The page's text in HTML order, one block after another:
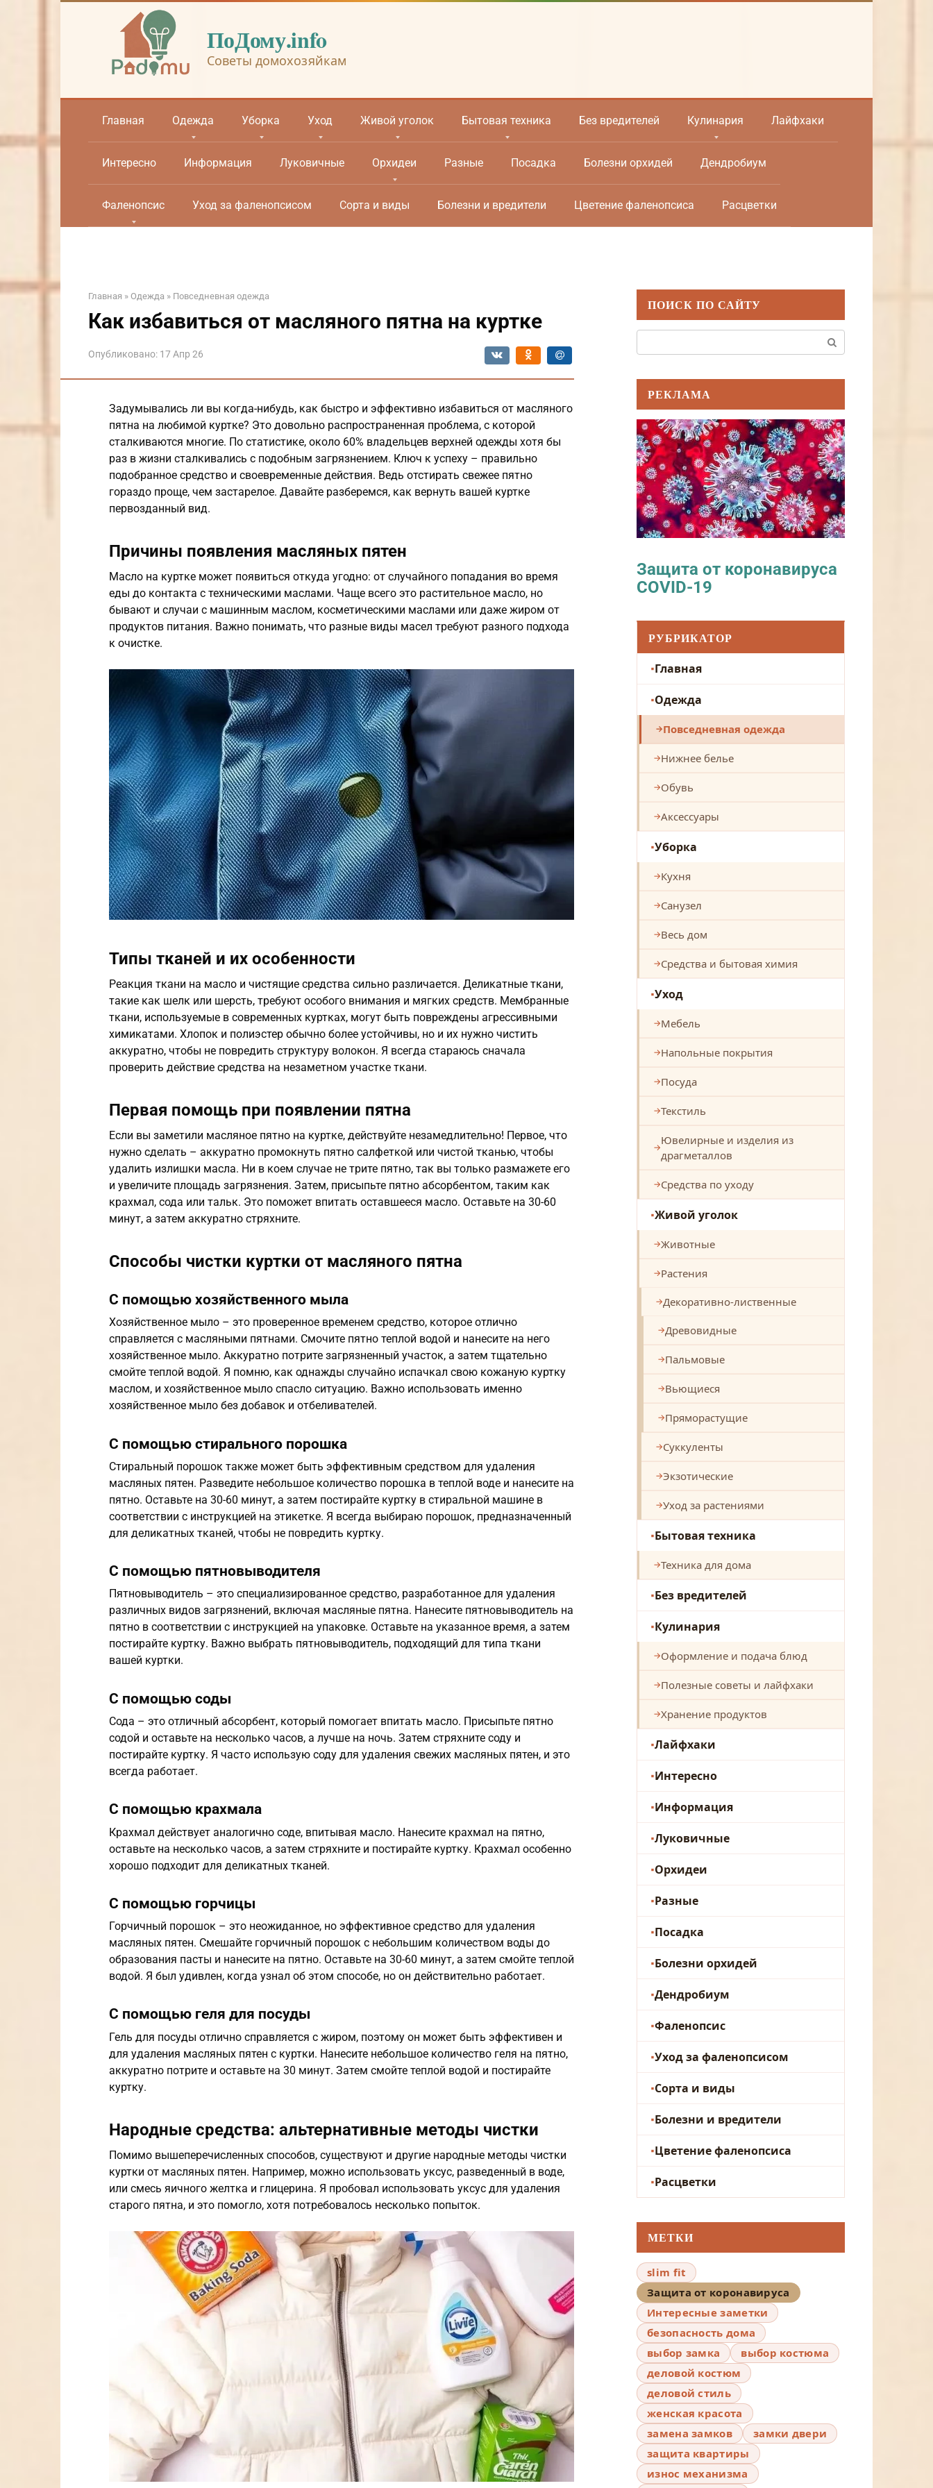
ПоДому.info
Советы домохозяйкам
Главная Одежда Уборка Уход Живой уголок Бытовая техника Без вредителей Кулинария Лайфхаки
Интересно Информация Луковичные Орхидеи Разные Посадка Болезни орхидей Дендробиум
Фаленопсис Уход за фаленопсисом Сорта и виды Болезни и вредители Цветение фаленопсиса Расцветки
Главная » Одежда » Повседневная одежда
Как избавиться от масляного пятна на куртке
Опубликовано: 17 Апр 26
Задумывались ли вы когда-нибудь, как быстро и эффективно избавиться от масляного
пятна на любимой куртке? Это довольно распространенная проблема, с которой
сталкиваются многие. По статистике, около 60% владельцев верхней одежды хотя бы
раз в жизни сталкивались с подобным загрязнением. Ключ к успеху – правильно
подобранное средство и своевременные действия. Ведь отстирать свежее пятно
гораздо проще, чем застарелое. Давайте разберемся, как вернуть вашей куртке
первозданный вид.
Причины появления масляных пятен
Масло на куртке может появиться откуда угодно: от случайного попадания во время
еды до контакта с техническими маслами. Чаще всего это растительное масло, но
бывают и случаи с машинным маслом, косметическими маслами или даже жиром от
продуктов питания. Важно понимать, что разные виды масел требуют разного подхода
к очистке.
Типы тканей и их особенности
Реакция ткани на масло и чистящие средства сильно различается. Деликатные ткани,
такие как шелк или шерсть, требуют особого внимания и мягких средств. Мембранные
ткани, используемые в современных куртках, могут быть повреждены агрессивными
химикатами. Хлопок и полиэстер обычно более устойчивы, но и их нужно чистить
аккуратно, чтобы не повредить структуру волокон. Я всегда стараюсь сначала
проверить действие средства на незаметном участке ткани.
Первая помощь при появлении пятна
Если вы заметили масляное пятно на куртке, действуйте незамедлительно! Первое, что
нужно сделать – аккуратно промокнуть пятно салфеткой или чистой тканью, чтобы
удалить излишки масла. Ни в коем случае не трите пятно, так вы только размажете его
и увеличите площадь загрязнения. Затем, присыпьте пятно абсорбентом, таким как
крахмал, сода или тальк. Это поможет впитать оставшееся масло. Оставьте на 30-60
минут, а затем аккуратно стряхните.
Способы чистки куртки от масляного пятна
С помощью хозяйственного мыла
Хозяйственное мыло – это проверенное временем средство, которое отлично
справляется с масляными пятнами. Смочите пятно теплой водой и нанесите на него
хозяйственное мыло. Аккуратно потрите загрязненный участок, а затем тщательно
смойте теплой водой. Я помню, как однажды случайно испачкал свою кожаную куртку
маслом, и хозяйственное мыло спасло ситуацию. Важно использовать именно
хозяйственное мыло без добавок и отбеливателей.
С помощью стирального порошка
Стиральный порошок также может быть эффективным средством для удаления
масляных пятен. Разведите небольшое количество порошка в теплой воде и нанесите на
пятно. Оставьте на 30-60 минут, а затем постирайте куртку в стиральной машине в
соответствии с инструкцией на этикетке. Я всегда выбираю порошок, предназначенный
для деликатных тканей, чтобы не повредить куртку.
С помощью пятновыводителя
Пятновыводитель – это специализированное средство, разработанное для удаления
различных видов загрязнений, включая масляные пятна. Нанесите пятновыводитель на
пятно в соответствии с инструкцией на упаковке. Оставьте на указанное время, а затем
постирайте куртку. Важно выбрать пятновыводитель, подходящий для типа ткани
вашей куртки.
С помощью соды
Сода – это отличный абсорбент, который помогает впитать масло. Присыпьте пятно
содой и оставьте на несколько часов, а лучше на ночь. Затем стряхните соду и
постирайте куртку. Я часто использую соду для удаления свежих масляных пятен, и это
всегда работает.
С помощью крахмала
Крахмал действует аналогично соде, впитывая масло. Нанесите крахмал на пятно,
оставьте на несколько часов, а затем стряхните и постирайте куртку. Крахмал особенно
хорошо подходит для деликатных тканей.
С помощью горчицы
Горчичный порошок – это неожиданное, но эффективное средство для удаления
масляных пятен. Смешайте горчичный порошок с небольшим количеством воды до
образования пасты и нанесите на пятно. Оставьте на 30-60 минут, а затем смойте теплой
водой. Я был удивлен, когда узнал об этом способе, но он действительно работает.
С помощью геля для посуды
Гель для посуды отлично справляется с жиром, поэтому он может быть эффективен и
для удаления масляных пятен с куртки. Нанесите небольшое количество геля на пятно,
аккуратно потрите и оставьте на 30 минут. Затем смойте теплой водой и постирайте
куртку.
Народные средства: альтернативные методы чистки
Помимо вышеперечисленных способов, существуют и другие народные методы чистки
куртки от масляных пятен. Например, можно использовать уксус, разведенный в воде,
или смесь яичного желтка и глицерина. Я пробовал использовать уксус для удаления
старого пятна, и это помогло, хотя потребовалось несколько попыток.
ПОИСК ПО САЙТУ
РЕКЛАМА
Защита от коронавируса
COVID-19
РУБРИКАТОР
Главная
Одежда
Повседневная одежда
Нижнее белье
Обувь
Аксессуары
Уборка
Кухня
Санузел
Весь дом
Средства и бытовая химия
Уход
Мебель
Напольные покрытия
Посуда
Текстиль
Ювелирные и изделия из
драгметаллов
Средства по уходу
Живой уголок
Животные
Растения
Декоративно-лиственные
Древовидные
Пальмовые
Вьющиеся
Пряморастущие
Суккуленты
Экзотические
Уход за растениями
Бытовая техника
Техника для дома
Без вредителей
Кулинария
Оформление и подача блюд
Полезные советы и лайфхаки
Хранение продуктов
Лайфхаки
Интересно
Информация
Луковичные
Орхидеи
Разные
Посадка
Болезни орхидей
Дендробиум
Фаленопсис
Уход за фаленопсисом
Сорта и виды
Болезни и вредители
Цветение фаленопсиса
Расцветки
МЕТКИ
slim fit
Защита от коронавируса
Интересные заметки
безопасность дома
выбор замка
выбор костюма
деловой костюм
деловой стиль
женская красота
замена замков
замки двери
защита квартиры
износ механизма